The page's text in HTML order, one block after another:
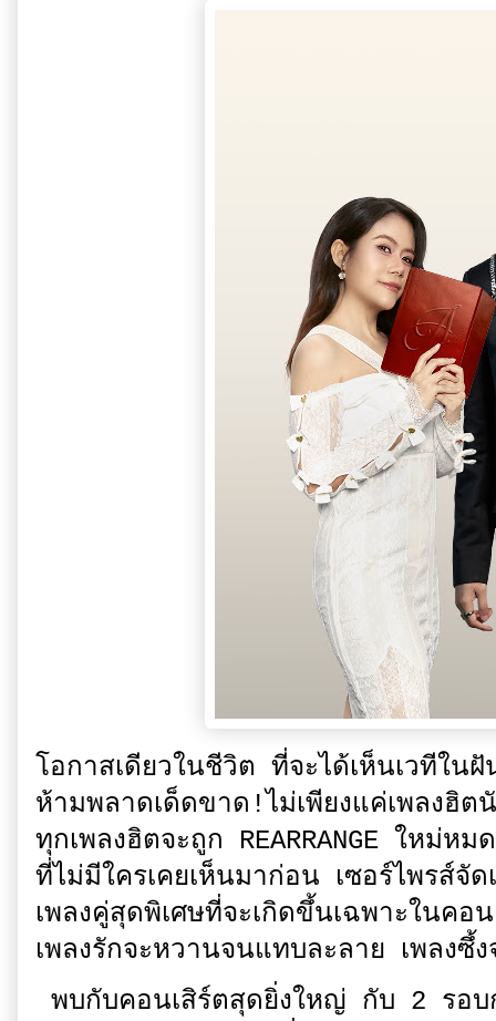
โอกาสเดียวในชีวิต ที่จะได้เห็นเวทีใน
ห้ามพลาดเด็ดขาด!ไม่เพียงแค่เพลงฮิ
ทุกเพลงฮิตจะถูก REARRANGE ใหม่ห
ที่ไม่มีใครเคยเห็นมาก่อน เซอร์ไพรส์จั
เพลงคู่สุดพิเศษที่จะเกิดขึ้นเฉพาะในคอ
เพลงรักจะหวานจนแทบละลาย เพลงซึ้
พบกับคอนเสิร์ตสุดยิ่งใหญ่ กับ 2 รอ